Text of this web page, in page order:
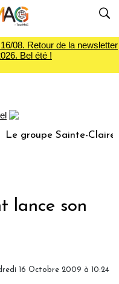
08. Retour de la newsletter
Bel été !
Le groupe Sainte-Claire
lance son
16 Octobre 2009 à 10:24